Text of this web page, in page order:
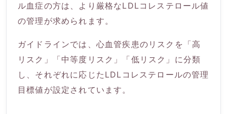
ル血症の方は、より厳格なLDLコレステロール値
の管理が求められます。
ガイドラインでは、心血管疾患のリスクを「高
リスク」「中等度リスク」「低リスク」に分類
し、それぞれに応じたLDLコレステロールの管理
目標値が設定されています。